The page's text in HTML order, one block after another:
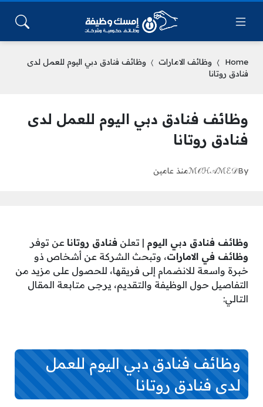
Home وظائف الامارات
وظائف فنادق دبي اليوم للعمل لدى
فنادق روتانا
وظائف فنادق دبي اليوم للعمل لدى
فنادق روتانا
By
ℳ𝒪ℋ𝒜ℳℰ𝒟منذ عامين
وظائف فنادق دبي اليوم | تعلن فنادق روتانا عن توفر
وظائف في الامارات، وتبحث الشركة عن أشخاص ذو
خبرة واسعة للانضمام إلى فريقها، للحصول على مزيد من
التفاصيل حول الوظيفة والتقديم، يرجى متابعة المقال
التالي:
وظائف فنادق دبي اليوم للعمل
لدى فنادق روتانا